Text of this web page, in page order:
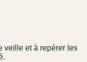
veille et à repérer les